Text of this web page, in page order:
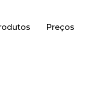
Preços